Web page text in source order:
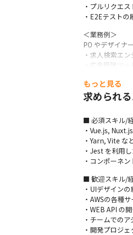
・プルリクエ
・E2Eテストの
＜業務例＞
PO やデザイナ
・求人検索エ
・広告管理ツ
・既存コードの
・依存ライブラ
もっと見る
求められ
■ 必須スキル/
・Vue.js,
・Yarn, Vite な
・Jest を利用
・コンポーネ
■ 歓迎スキル/
・UIデザインの
・AWSの各種
・WEB API の
・チームでの
・開発プロジ